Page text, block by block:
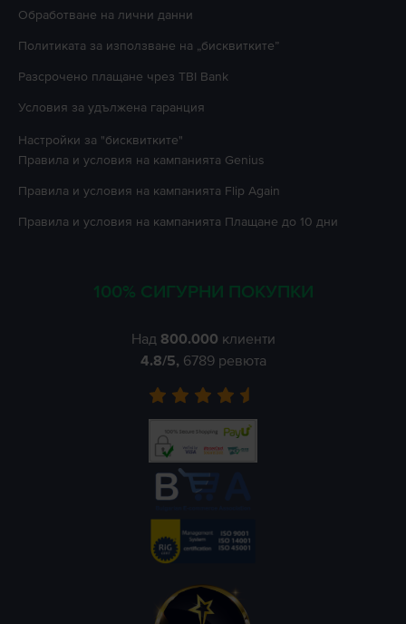
Oбработване на лични данни
Политиката за използване на „бисквитките”
Разсрочено плащане чрез TBI Bank
Условия за удължена гаранция
Настройки за "бисквитките"
Правила и условия на кампанията Genius
Правила и условия на кампанията Flip Again
Правила и условия на кампанията Плащане до 10 дни
100% СИГУРНИ ПОКУПКИ
Над 800.000 клиенти
4.8/5, 6789 ревюта